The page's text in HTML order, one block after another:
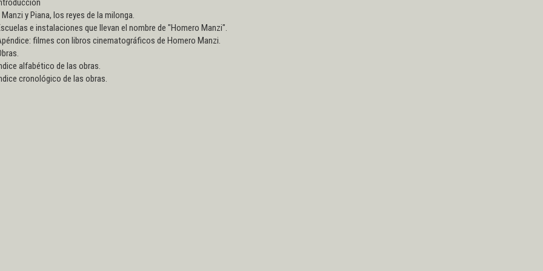
Manzi y Piana, los reyes de la milonga.
e instalaciones que llevan el nombre de "Homero Manzi".
filmes con libros cinematográficos de Homero Manzi.
alfabético de las obras.
cronológico de las obras.